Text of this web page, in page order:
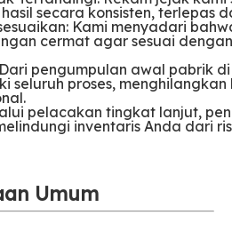
secara konsisten, terlepas
Kami menyadari
cermat agar sesuai
Dari pengumpulan awal pabrik
seluruh proses,
pelacakan tingkat lanjut,
inventaris Anda dari
Umum